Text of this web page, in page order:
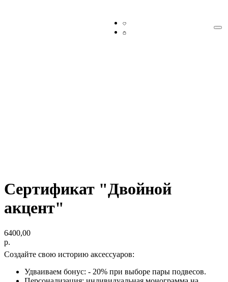
Сертификат "Двойной
акцент"
6400,00
р.
Создайте свою историю аксессуаров:
Удваиваем бонус: - 20% при выборе пары подвесов.